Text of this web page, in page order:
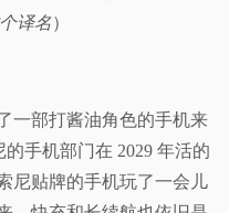
译名）
一部打酱油角色的手机来
手机部门在 2029 年活的
尼贴牌的手机玩了一会儿